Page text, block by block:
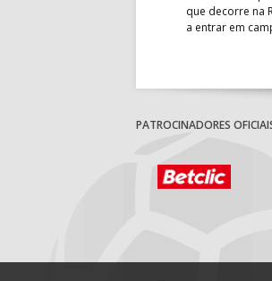
que decorre na
a entrar em
PATROCINADORES